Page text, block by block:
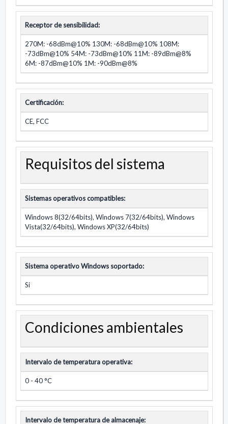
Receptor de sensibilidad:
270M: -68dBm@10% 130M: -68dBm@10% 108M:
-73dBm@10% 54M: -73dBm@10% 11M: -89dBm@8%
6M: -87dBm@10% 1M: -90dBm@8%
Certificación:
CE, FCC
Requisitos del sistema
Sistemas operativos compatibles:
Windows 8(32/64bits), Windows 7(32/64bits), Windows
Vista(32/64bits), Windows XP(32/64bits)
Sistema operativo Windows soportado:
Si
Condiciones ambientales
Intervalo de temperatura operativa:
0 - 40 °C
Intervalo de temperatura de almacenaje: